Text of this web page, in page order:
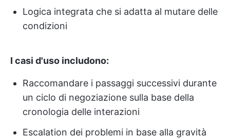
Logica integrata che si adatta al mutare delle
condizioni
I casi d'uso includono:
Raccomandare i passaggi successivi durante
un ciclo di negoziazione sulla base della
cronologia delle interazioni
Escalation dei problemi in base alla gravità